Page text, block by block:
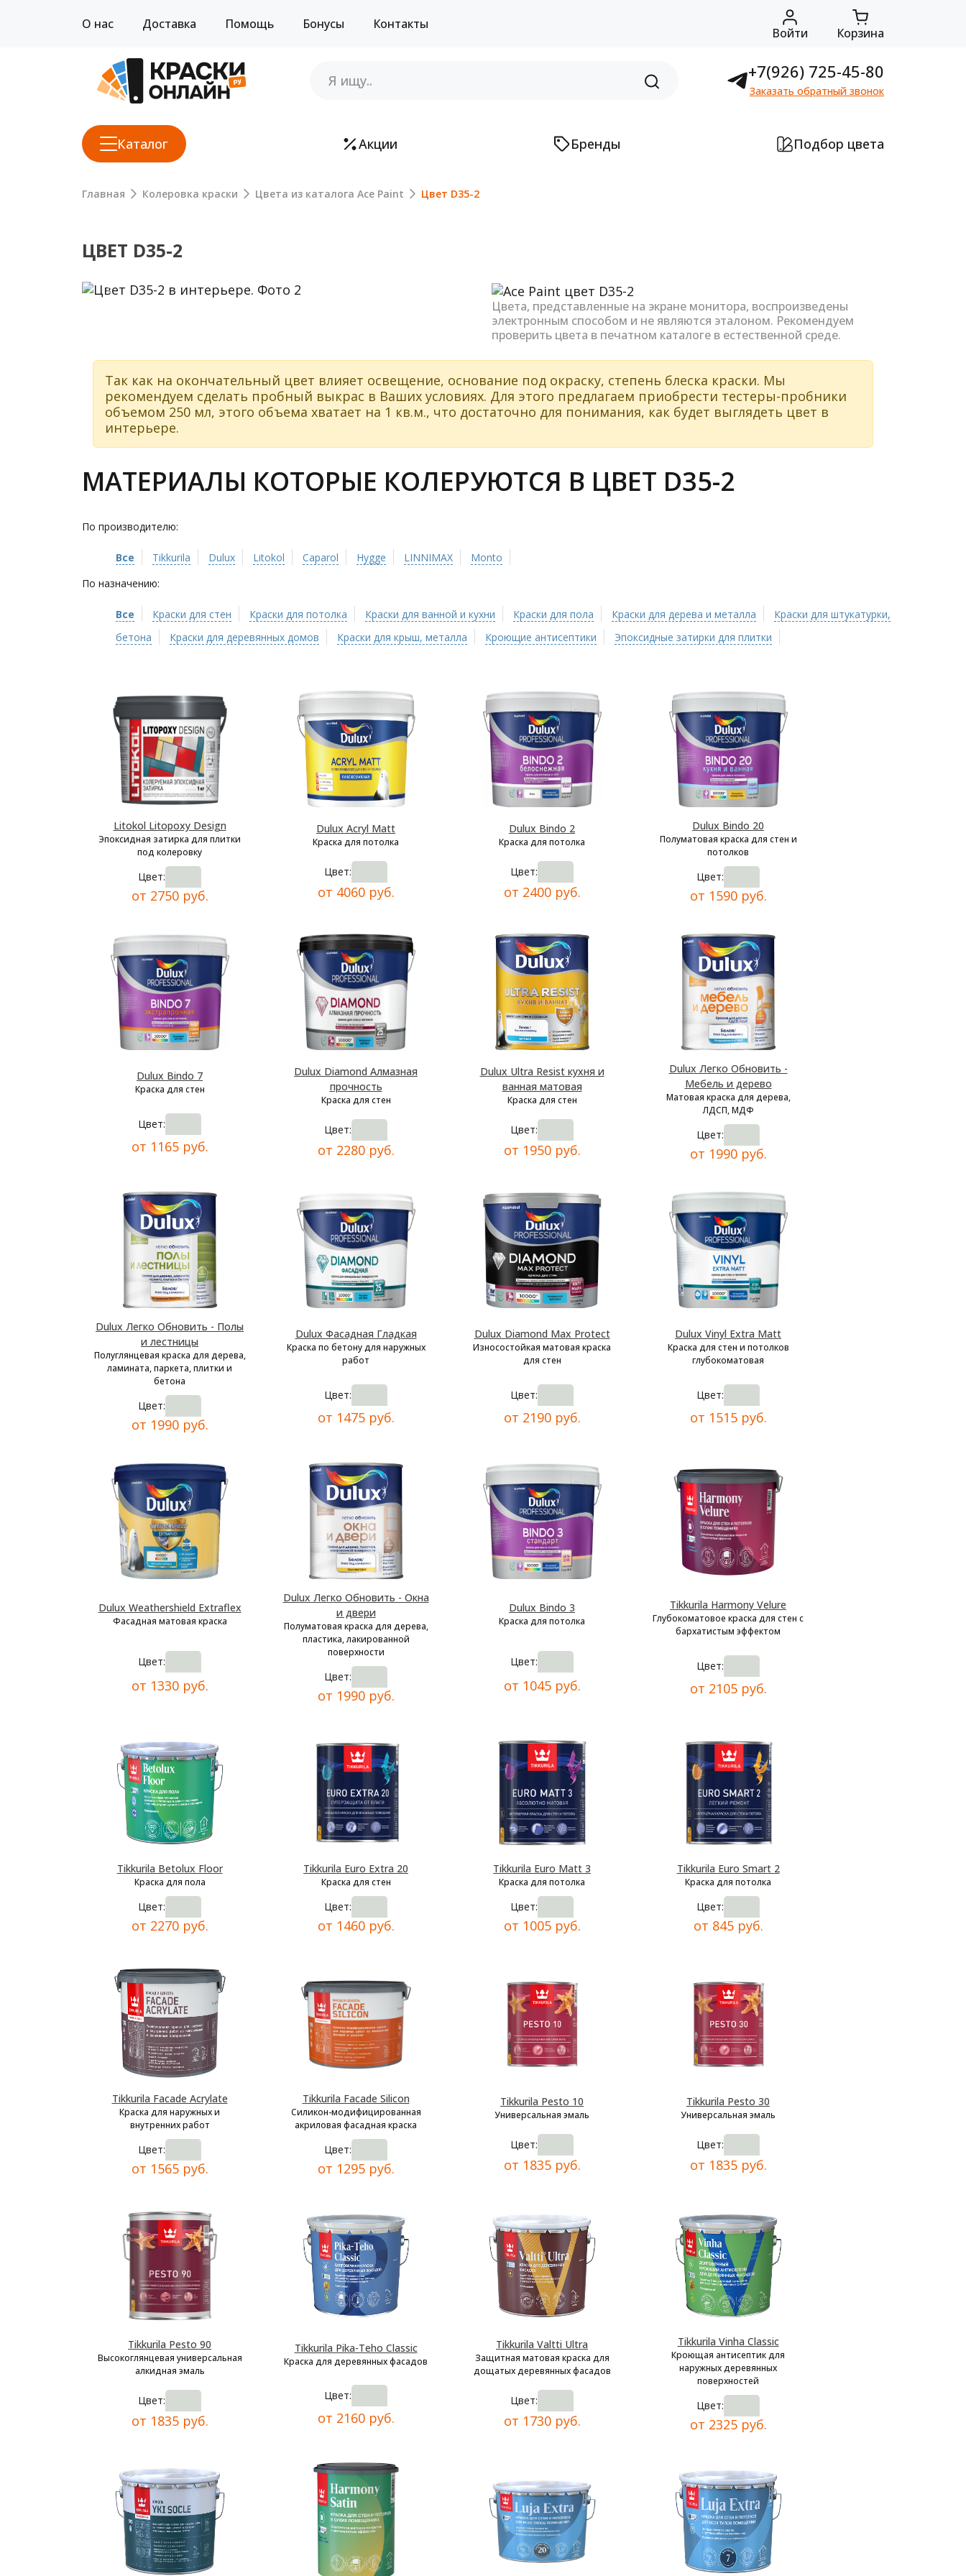
О нас Доставка Помощь Бонусы Контакты
Войти Корзина
+7(926) 725-45-80
Заказать обратный звонок
Каталог Акции Бренды Подбор цвета
Главная Колеровка краски Цвета из каталога Ace Paint Цвет D35-2
ЦВЕТ D35-2
Previous
Цвета, представленные на экране монитора, воспроизведены
электронным способом и не являются эталоном. Рекомендуем
проверить цвета в печатном каталоге в естественной среде.
Так как на окончательный цвет влияет освещение, основание под окраску, степень блеска краски. Мы
рекомендуем сделать пробный выкрас в Ваших условиях. Для этого предлагаем приобрести тестеры-пробники
объемом 250 мл, этого объема хватает на 1 кв.м., что достаточно для понимания, как будет выглядеть цвет в
интерьере.
МАТЕРИАЛЫ КОТОРЫЕ КОЛЕРУЮТСЯ В ЦВЕТ D35-2
По производителю:
Все Tikkurila Dulux Litokol Caparol Hygge LINNIMAX
Monto
По назначению:
Все Краски для стен Краски для потолка Краски для ванной и кухни Краски для пола Краски для дерева и металла
Краски для штукатурки,
бетона
Краски для деревянных домов Краски для крыш, металла Кроющие антисептики Эпоксидные затирки для плитки
Litokol Litopoxy Design
Эпоксидная затирка для плитки
под колеровку
Цвет:
от 2750 руб.
Dulux Acryl Matt
Краска для потолка
Цвет:
от 4060 руб.
Dulux Bindo 2
Краска для потолка
Цвет:
от 2400 руб.
Dulux Bindo 20
Полуматовая краска для стен и
потолков
Цвет:
от 1590 руб.
Dulux Bindo 7
Краска для стен
Цвет:
от 1165 руб.
Dulux Diamond Алмазная
прочность
Краска для стен
Цвет:
от 2280 руб.
Dulux Ultra Resist кухня и
ванная матовая
Краска для стен
Цвет:
от 1950 руб.
Dulux Легко Обновить -
Мебель и дерево
Матовая краска для дерева,
ЛДСП, МДФ
Цвет:
от 1990 руб.
Dulux Легко Обновить - Полы
и лестницы
Полуглянцевая краска для дерева,
ламината, паркета, плитки и
бетона
Цвет:
от 1990 руб.
Dulux Фасадная Гладкая
Краска по бетону для наружных
работ
Цвет:
от 1475 руб.
Dulux Diamond Max Protect
Износостойкая матовая краска
для стен
Цвет:
от 2190 руб.
Dulux Vinyl Extra Matt
Краска для стен и потолков
глубокоматовая
Цвет:
от 1515 руб.
Dulux Weathershield Extraflex
Фасадная матовая краска
Цвет:
от 1330 руб.
Dulux Легко Обновить - Окна
и двери
Полуматовая краска для дерева,
пластика, лакированной
поверхности
Цвет:
от 1990 руб.
Dulux Bindo 3
Краска для потолка
Цвет:
от 1045 руб.
Tikkurila Harmony Velure
Глубокоматовое краска для стен с
бархатистым эффектом
Цвет:
от 2105 руб.
Tikkurila Betolux Floor
Краска для пола
Цвет:
от 2270 руб.
Tikkurila Euro Extra 20
Краска для стен
Цвет:
от 1460 руб.
Tikkurila Euro Matt 3
Краска для потолка
Цвет:
от 1005 руб.
Tikkurila Euro Smart 2
Краска для потолка
Цвет:
от 845 руб.
Tikkurila Facade Acrylate
Краска для наружных и
внутренних работ
Цвет:
от 1565 руб.
Tikkurila Facade Silicon
Силикон-модифицированная
акриловая фасадная краска
Цвет:
от 1295 руб.
Tikkurila Pesto 10
Универсальная эмаль
Цвет:
от 1835 руб.
Tikkurila Pesto 30
Универсальная эмаль
Цвет:
от 1835 руб.
Tikkurila Pesto 90
Высокоглянцевая универсальная
алкидная эмаль
Цвет:
от 1835 руб.
Tikkurila Pika-Teho Classic
Краска для деревянных фасадов
Цвет:
от 2160 руб.
Tikkurila Valtti Ultra
Защитная матовая краска для
дощатых деревянных фасадов
Цвет:
от 1730 руб.
Tikkurila Vinha Classic
Кроющая антисептик для
наружных деревянных
поверхностей
Цвет:
от 2325 руб.